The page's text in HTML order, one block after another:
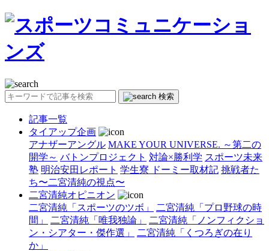
検索
記事一覧
タイアップ企画
アナザーアングル MAKE YOUR UNIVERSE. ～第二の
開学～ バトンプロジェクト 対論×勝利学 スポーツ未来
塾 明治安田レポート 学生寮 ドーミー取材記 挑戦者た
ち〜二宮清純の視点〜
二宮清純オピニオン
二宮清純「スポーツのツボ」
二宮清純「プロ野球の時
間」
二宮清純「唯我独論」
二宮清純「ノンフィクショ
ン・シアター・傑作選」
二宮清純「くつろぎの在り
か」